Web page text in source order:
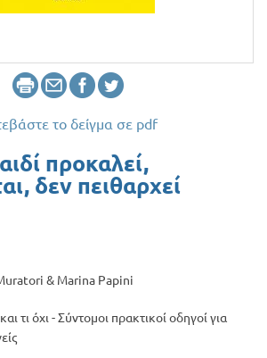
το δείγμα σε pdf
προκαλεί,
δεν πειθαρχεί
& Marina Papini
τι όχι - Σύντομοι πρακτικοί οδηγοί για